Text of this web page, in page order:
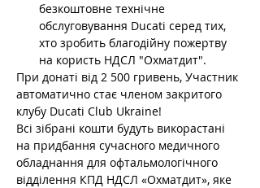
безкоштовне технічне
обслуговування Ducati серед тих,
хто зробить благодійну пожертву
на користь НДСЛ "Охматдит".
При донаті від 2 500 гривень, Участник
автоматично стає членом закритого
клубу Ducati Club Ukraine!
Всі зібрані кошти будуть викорастані
на придбання сучасного медичного
обладнання для офтальмологічного
відділення КПД НДСЛ «Охматдит», яке